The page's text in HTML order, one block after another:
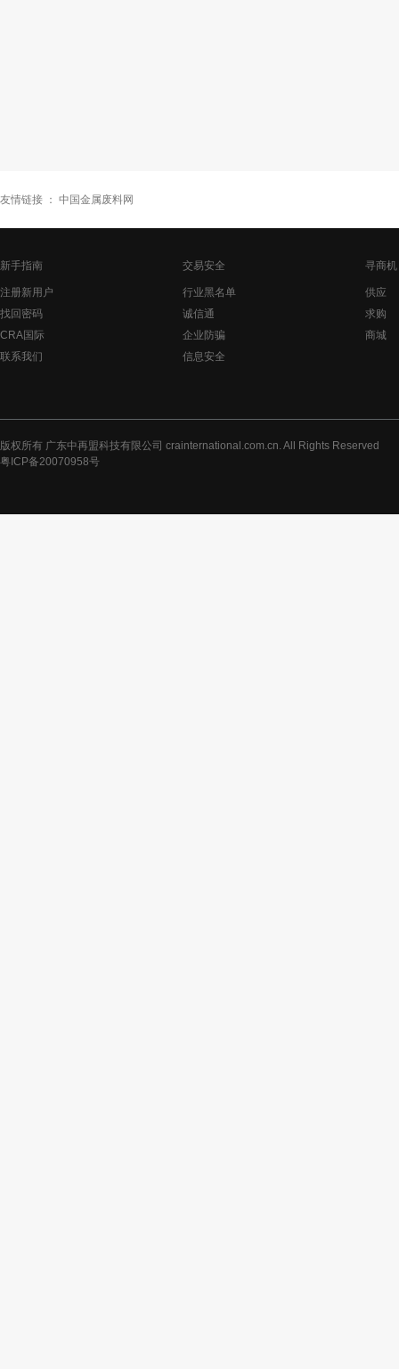
友情链接 ： 中国金属废料网
新手指南
注册新用户
找回密码
CRA国际
联系我们
交易安全
行业黑名单
诚信通
企业防骗
信息安全
寻商机
供应
求购
商城
版权所有 广东中再盟科技有限公司 crainternational.com.cn. All Rights Reserved
粤ICP备20070958号